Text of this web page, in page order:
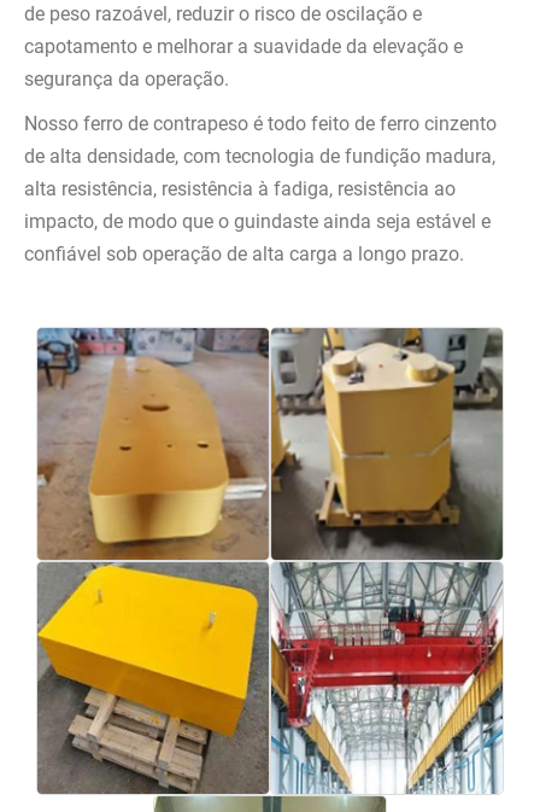
de peso razoável, reduzir o risco de oscilação e
capotamento e melhorar a suavidade da elevação e
segurança da operação.
Nosso ferro de contrapeso é todo feito de ferro cinzento
de alta densidade, com tecnologia de fundição madura,
alta resistência, resistência à fadiga, resistência ao
impacto, de modo que o guindaste ainda seja estável e
confiável sob operação de alta carga a longo prazo.